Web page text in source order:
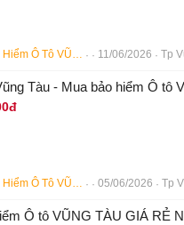
Bảo Hiểm Ô Tô VŨNG TÀU 11/06/2026 Tp
Tàu - Mua bảo hiểm Ô tô
Bảo Hiểm Ô Tô VŨNG TÀU 05/06/2026 Tp
Ô tô VŨNG TÀU GIÁ RẺ